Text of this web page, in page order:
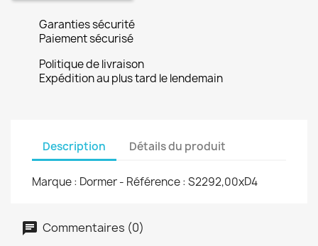
Garanties sécurité
Paiement sécurisé
Politique de livraison
Expédition au plus tard le lendemain
Description Détails du produit
Marque : Dormer - Référence : S2292,00xD4
Commentaires (0)